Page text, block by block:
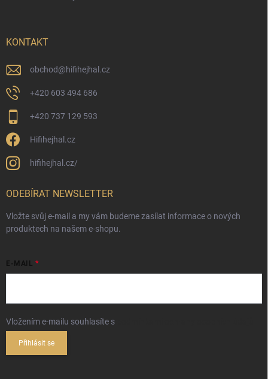
KONTAKT
obchod@hifihejhal.cz
+420 603 494 686
+420 737 129 593
Hifihejhal.cz
hifihejhal.cz/
ODEBÍRAT NEWSLETTER
Vložte svůj e-mail a my vám budeme zasílat informace o nových
produktech na našem e-shopu.
E-MAIL
Vložením e-mailu souhlasíte s
Přihlásit se